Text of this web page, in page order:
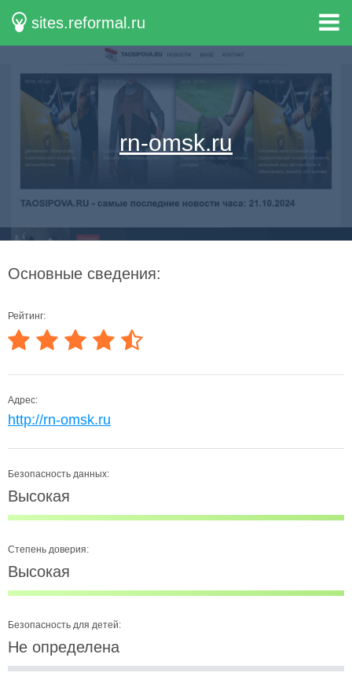
sites.reformal.ru
rn-omsk.ru
Основные сведения:
Рейтинг:
Адрес:
http://rn-omsk.ru
Безопасность данных:
Высокая
Степень доверия:
Высокая
Безопасность для детей:
Не определена